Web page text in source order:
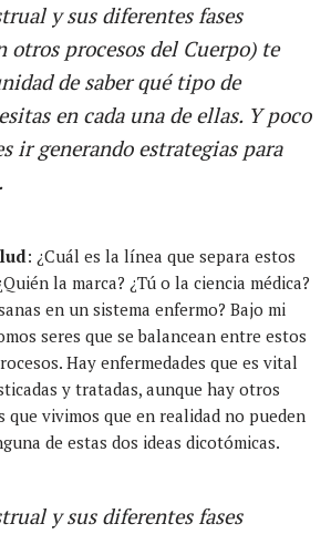
y sus diferentes fases
otros procesos del Cuerpo) te
de saber qué tipo de
en cada una de ellas. Y poco
ir generando estrategias para
: ¿Cuál es la línea que separa estos
la marca? ¿Tú o la ciencia médica?
en un sistema enfermo? Bajo mi
seres que se balancean entre estos
Hay enfermedades que es vital
y tratadas, aunque hay otros
que vivimos que en realidad no pueden
de estas dos ideas dicotómicas.
y sus diferentes fases